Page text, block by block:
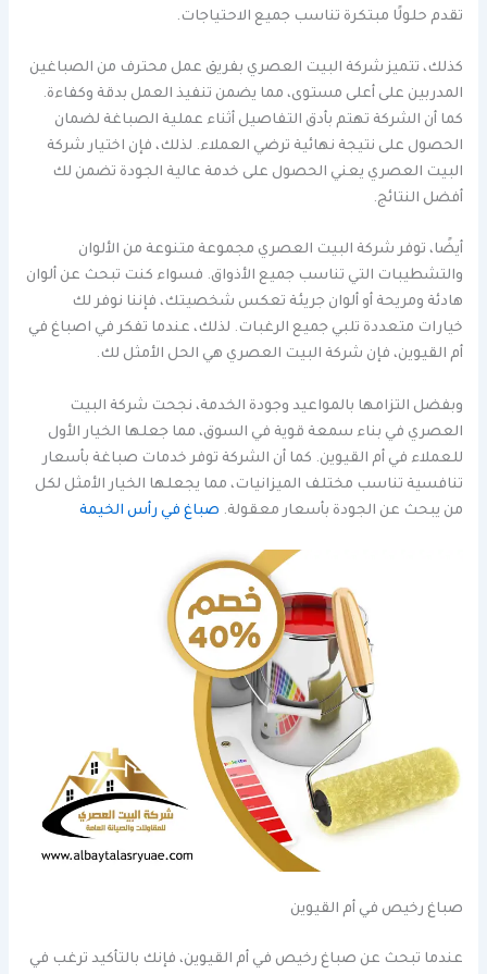
تقدم حلولًا مبتكرة تناسب جميع الاحتياجات.
كذلك، تتميز شركة البيت العصري بفريق عمل محترف من الصباغين
المدربين على أعلى مستوى، مما يضمن تنفيذ العمل بدقة وكفاءة.
كما أن الشركة تهتم بأدق التفاصيل أثناء عملية الصباغة لضمان
الحصول على نتيجة نهائية ترضي العملاء. لذلك، فإن اختيار شركة
البيت العصري يعني الحصول على خدمة عالية الجودة تضمن لك
أفضل النتائج.
أيضًا، توفر شركة البيت العصري مجموعة متنوعة من الألوان
والتشطيبات التي تناسب جميع الأذواق. فسواء كنت تبحث عن ألوان
هادئة ومريحة أو ألوان جريئة تعكس شخصيتك، فإننا نوفر لك
خيارات متعددة تلبي جميع الرغبات. لذلك، عندما تفكر في اصباغ في
أم القيوين، فإن شركة البيت العصري هي الحل الأمثل لك.
وبفضل التزامها بالمواعيد وجودة الخدمة، نجحت شركة البيت
العصري في بناء سمعة قوية في السوق، مما جعلها الخيار الأول
للعملاء في أم القيوين. كما أن الشركة توفر خدمات صباغة بأسعار
تنافسية تناسب مختلف الميزانيات، مما يجعلها الخيار الأمثل لكل
من يبحث عن الجودة بأسعار معقولة. صباغ في رأس الخيمة
صباغ رخيص في أم القيوين
عندما تبحث عن صباغ رخيص في أم القيوين، فإنك بالتأكيد ترغب في